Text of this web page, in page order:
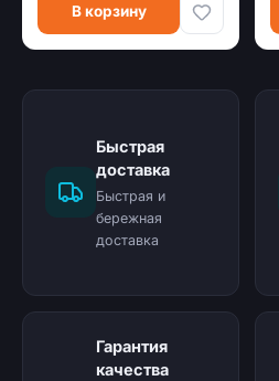
В корзину
Быстрая
доставка
Быстрая и
бережная
доставка
Гарантия
качества